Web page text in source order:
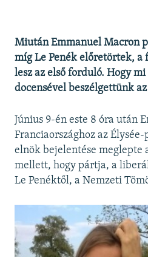
Miután Emmanuel Macron
míg Le Penék előretörtek,
lesz az első forduló. Hogy
docensével beszélgettünk
Június 9-én este 8 óra után
Franciaországhoz az
elnök bejelentése meglepte
mellett, hogy pártja, a
Le Penéktől, a Nemzeti